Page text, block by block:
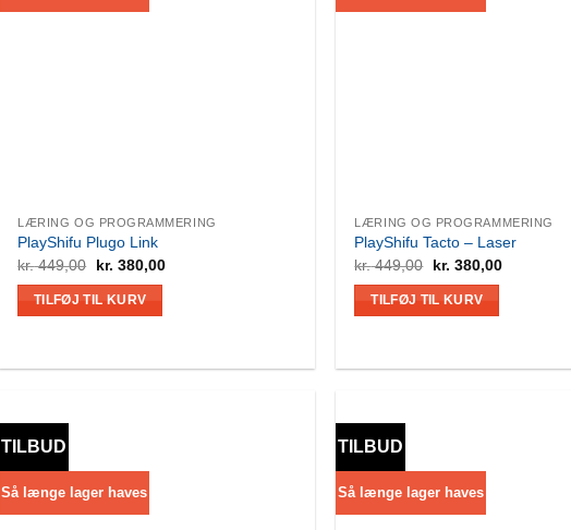
LÆRING OG PROGRAMMERING
PlayShifu Plugo Link
kr.449,00
Den
pris
var:
kr. 380,00Den
TILFØJ TIL KURV
LÆRING OG PROGRAMMERING
PlayShifu Tacto – Laser
kr.449,00
Den
pris
var:
kr. 380,00Den
TILFØJ TIL KURV
TILBUD
Så længe lager haves
TILBUD
Så længe lager haves